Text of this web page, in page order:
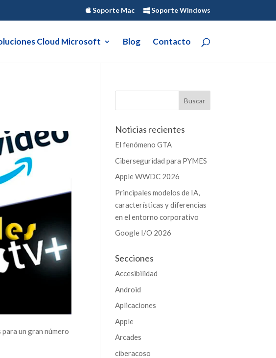
Soporte Mac Soporte Windows
Cloud Microsoft Blog Contacto
un gran número
Noticias recientes
El fenómeno GTA
Ciberseguridad para PYMES
Apple WWDC 2026
Principales modelos de IA,
características y diferencias
en el entorno corporativo
Google I/O 2026
Secciones
Accesibilidad
Android
Aplicaciones
Apple
Arcades
ciberacoso